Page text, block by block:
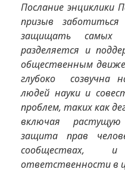
Послание энциклики
призыв
защищать самых
разделяется и
общественным
глубоко созвучна
людей науки и
проблем, таких как
включая растущую
защита прав
сообществах, и
ответственности в